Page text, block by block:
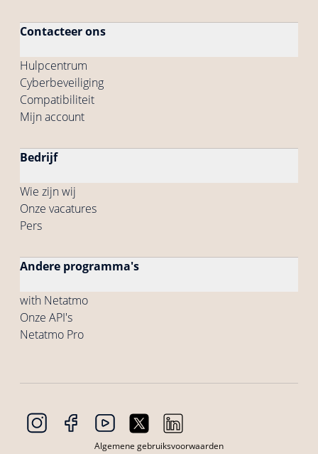
Contacteer ons
Hulpcentrum
Cyberbeveiliging
Compatibiliteit
Mijn account
Bedrijf
Wie zijn wij
Onze vacatures
Pers
Andere programma's
with Netatmo
Onze API's
Netatmo Pro
Algemene gebruiksvoorwaarden